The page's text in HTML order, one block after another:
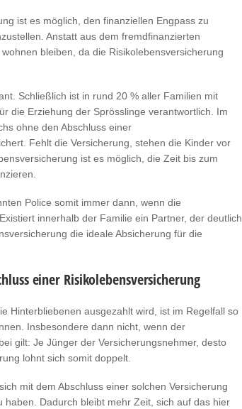
ist es möglich, den finanziellen Engpass zu
Anstatt aus dem fremdfinanzierten
bleiben, da die Risikolebensversicherung
Schließlich ist in rund 20 % aller Familien mit
die Erziehung der Sprösslinge verantwortlich. Im
ohne den Abschluss einer
Fehlt die Versicherung, stehen die Kinder vor
ist es möglich, die Zeit bis zum
Police somit immer dann, wenn die
innerhalb der Familie ein Partner, der deutlich
die ideale Absicherung für die
einer Risikolebensversicherung
Hinterbliebenen ausgezahlt wird, ist im Regelfall so
Insbesondere dann nicht, wenn der
gilt: Je Jünger der Versicherungsnehmer, desto
lohnt sich somit doppelt.
mit dem Abschluss einer solchen Versicherung
Dadurch bleibt mehr Zeit, sich auf das hier